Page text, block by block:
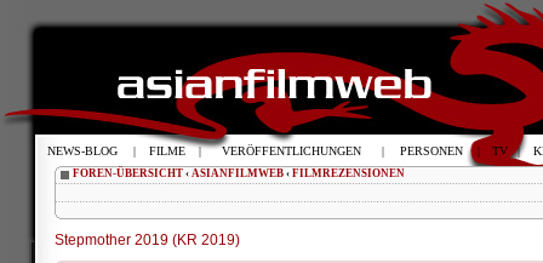
FOREN-ÜBERSICHT ‹ ASIANFILMWEB ‹ FILMREZENSIONEN
Stepmother 2019 (KR 2019)
NEWS-BLOG | FILME | VERÖFFENTLICHUNGEN | PERSONEN | TV |